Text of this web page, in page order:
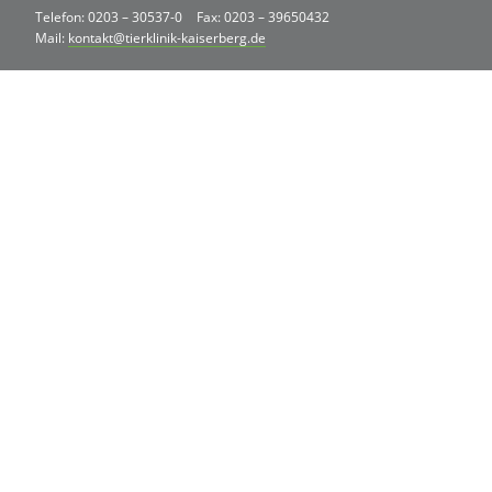
Telefon: 0203 – 30537-0
Fax: 0203 – 39650432
Mail: kontakt@tierklinik-kaiserberg.de